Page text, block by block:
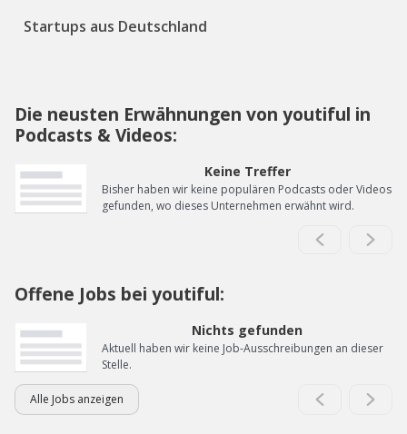
Startups aus Deutschland
Die neusten Erwähnungen von youtiful in
Podcasts & Videos:
Keine Treffer
Bisher haben wir keine populären Podcasts oder Videos
gefunden, wo dieses Unternehmen erwähnt wird.
Offene Jobs bei youtiful:
Nichts gefunden
Aktuell haben wir keine Job-Ausschreibungen an dieser
Stelle.
Alle Jobs anzeigen